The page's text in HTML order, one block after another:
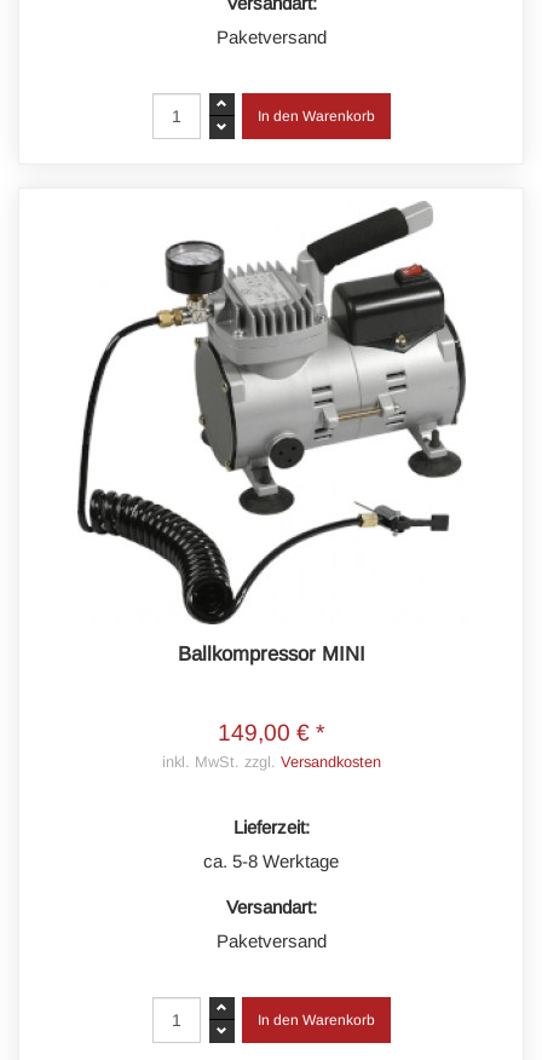
Paketversand
Ballkompressor MINI
149,00 € *
inkl. MwSt. zzgl. Versandkosten
Lieferzeit:
ca. 5-8 Werktage
Versandart:
Paketversand